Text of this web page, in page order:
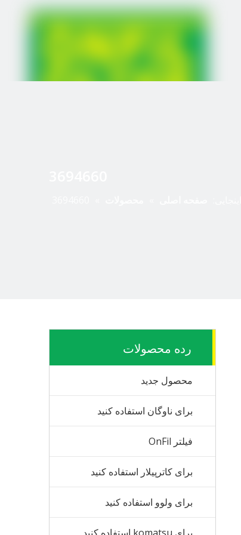
رده محصولات
محصول جدید
برای ناوگان استفاده کنید
فیلتر OnFil
برای کاترپیلار استفاده کنید
برای ولوو استفاده کنید